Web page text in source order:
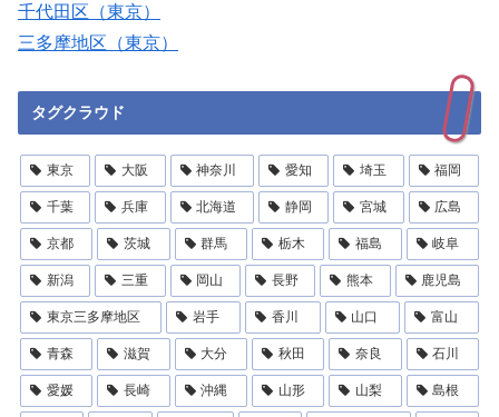
千代田区（東京）
三多摩地区（東京）
タグクラウド
東京 大阪 神奈川 愛知 埼玉 福岡
千葉 兵庫 北海道 静岡 宮城 広島
京都 茨城 群馬 栃木 福島 岐阜
新潟 三重 岡山 長野 熊本 鹿児島
東京三多摩地区 岩手 香川 山口 富山
青森 滋賀 大分 秋田 奈良 石川
愛媛 長崎 沖縄 山形 山梨 島根